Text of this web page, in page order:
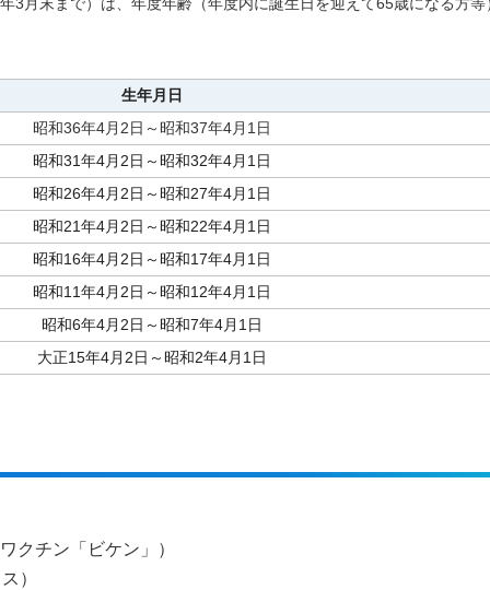
3月末まで）は、年度年齢（年度内に誕生日を迎えて65歳になる方等
生年月日
昭和36年4月2日～昭和37年4月1日
昭和31年4月2日～昭和32年4月1日
昭和26年4月2日～昭和27年4月1日
昭和21年4月2日～昭和22年4月1日
昭和16年4月2日～昭和17年4月1日
昭和11年4月2日～昭和12年4月1日
昭和6年4月2日～昭和7年4月1日
大正15年4月2日～昭和2年4月1日
クチン「ビケン」）
）